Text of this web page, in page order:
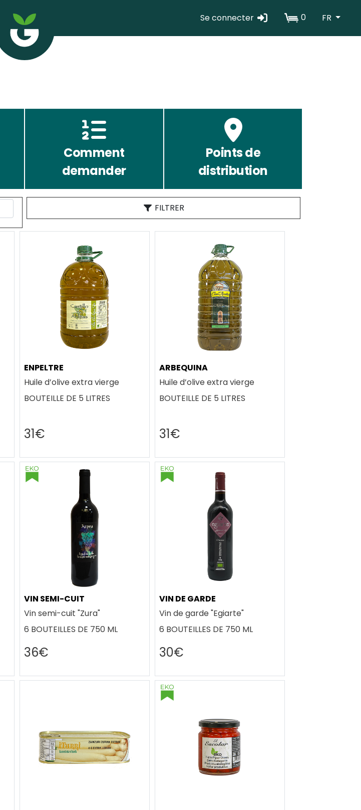
Erabiltzaile
Se connecter 0 FR
Comment
demander
Points de
distribution
FILTRER
ENPELTRE
Huile d’olive extra vierge
BOUTEILLE DE 5 LITRES
31€
ARBEQUINA
Huile d’olive extra vierge
BOUTEILLE DE 5 LITRES
31€
VIN SEMI-CUIT
Vin semi-cuit "Zura"
6 BOUTEILLES DE 750 ML
36€
VIN DE GARDE
Vin de garde "Egiarte"
6 BOUTEILLES DE 750 ML
30€